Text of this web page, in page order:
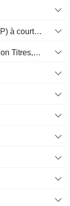
Valeur mobilières de placement (VMP) à court terme
Actifs détenus à des fins de transaction Titres, totalActifs détenus à des fins de transactions (Trading), Total.